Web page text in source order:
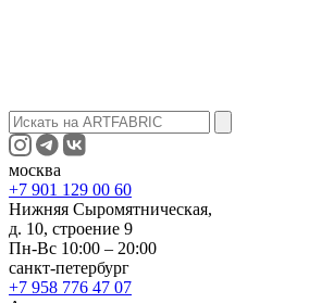
москва
+7 901 129 00 60
Нижняя Сыромятническая,
д. 10, строение 9
Пн-Вс 10:00 – 20:00
санкт-петербург
+7 958 776 47 07